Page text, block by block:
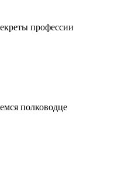
профессии
полководце